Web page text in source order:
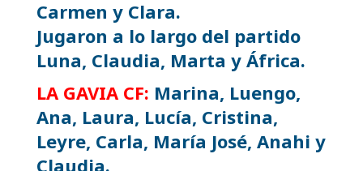
Carmen y Clara.
Jugaron a lo largo del partido
Luna, Claudia, Marta y África.
LA GAVIA CF: Marina, Luengo,
Ana, Laura, Lucía, Cristina,
Leyre, Carla, María José, Anahi y
Claudia.